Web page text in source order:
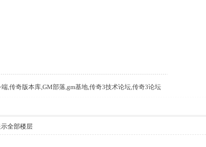
,传奇版本库,GM部落,gm基地,传奇3技术论坛,传奇3论坛
示全部楼层